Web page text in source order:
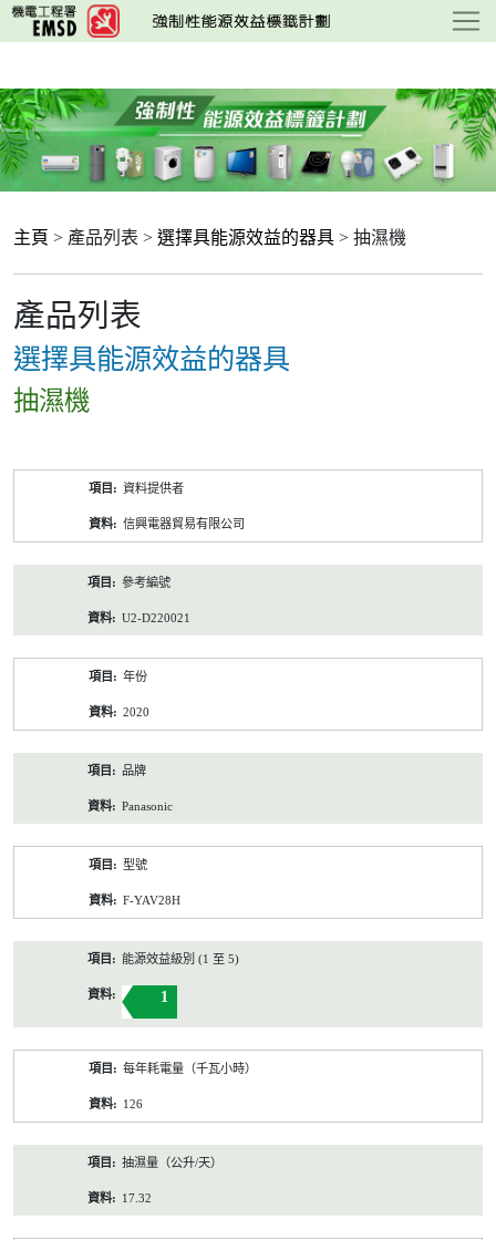
跳
至
要
內
容
主頁 > 產品列表 > 選擇具能源效益的器具 > 抽濕機
產品列表
選擇具能源效益的器具
抽濕機
資料提供者
信興電器貿易有限公司
參考編號
U2-D220021
年份
2020
品牌
Panasonic
型號
F-YAV28H
能源效益級別 (1 至 5)
1
每年耗電量（千瓦小時）
126
抽濕量（公升/天）
17.32